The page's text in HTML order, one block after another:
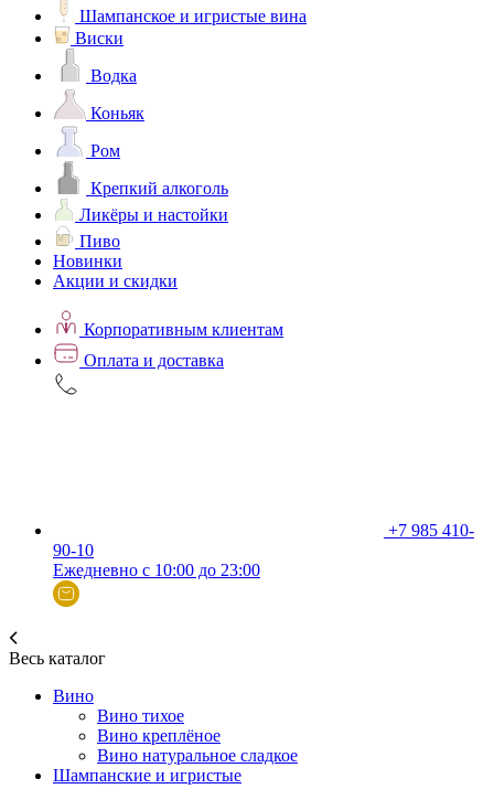
Шампанское и игристые вина
Виски
Водка
Коньяк
Ром
Крепкий алкоголь
Ликёры и настойки
Пиво
Новинки
Акции и скидки
Корпоративным клиентам
Оплата и доставка
+7 985 410-
90-10
Ежедневно с 10:00 до 23:00
Весь каталог
Вино
Вино тихое
Вино креплёное
Вино натуральное сладкое
Шампанские и игристые